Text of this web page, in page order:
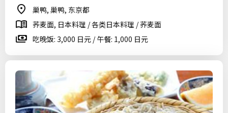
巢鸭, 巢鸭, 东京都
荞麦面, 日本料理 / 各类日本料理 / 荞麦面
吃晚饭: 3,000 日元 / 午餐: 1,000 日元